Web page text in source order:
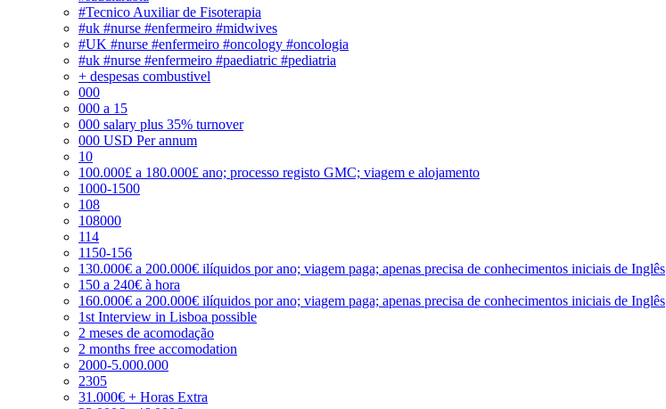
#Tecnico Auxiliar de Fisoterapia
#uk #nurse #enfermeiro #midwives
#UK #nurse #enfermeiro #oncology #oncologia
#uk #nurse #enfermeiro #paediatric #pediatria
+ despesas combustivel
000
000 a 15
000 salary plus 35% turnover
000 USD Per annum
10
100.000£ a 180.000£ ano; processo registo GMC; viagem e alojamento
1000-1500
108
108000
114
1150-156
130.000€ a 200.000€ ilíquidos por ano; viagem paga; apenas precisa de conhecimentos iniciais de Inglês
150 a 240€ à hora
160.000€ a 200.000€ ilíquidos por ano; viagem paga; apenas precisa de conhecimentos iniciais de Inglês
1st Interview in Lisboa possible
2 meses de acomodação
2 months free accomodation
2000-5.000.000
2305
31.000€ + Horas Extra